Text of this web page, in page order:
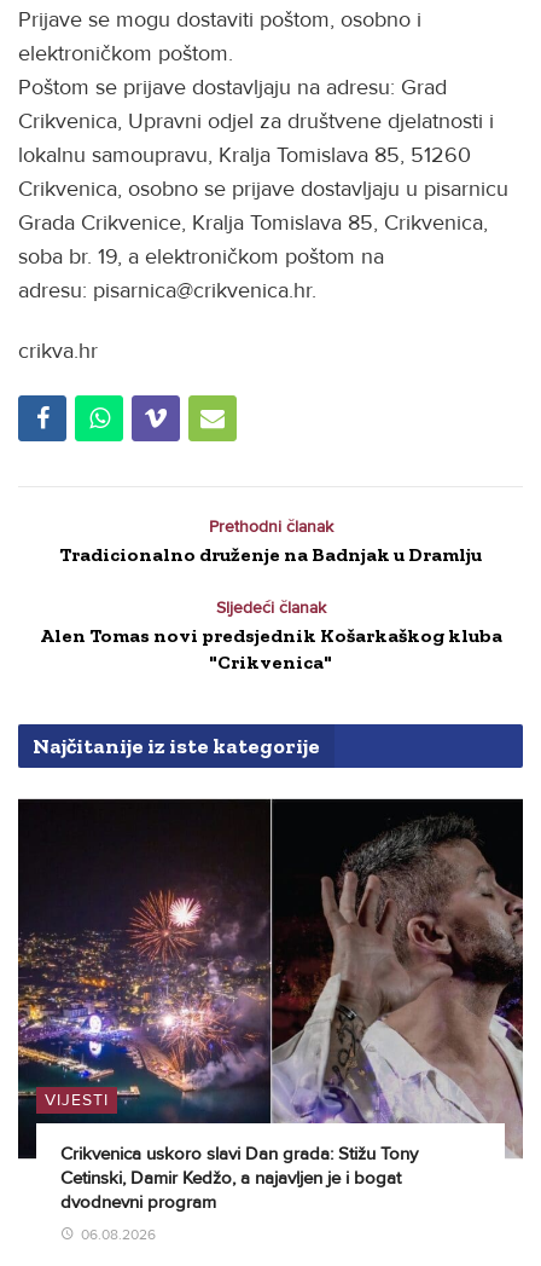
Prijave se mogu dostaviti poštom, osobno i
elektroničkom poštom.
Poštom se prijave dostavljaju na adresu: Grad
Crikvenica, Upravni odjel za društvene djelatnosti i
lokalnu samoupravu, Kralja Tomislava 85, 51260
Crikvenica, osobno se prijave dostavljaju u pisarnicu
Grada Crikvenice, Kralja Tomislava 85, Crikvenica,
soba br. 19, a elektroničkom poštom na
adresu: pisarnica@crikvenica.hr.
crikva.hr
Prethodni članak
Tradicionalno druženje na Badnjak u Dramlju
Sljedeći članak
Alen Tomas novi predsjednik Košarkaškog kluba
"Crikvenica"
Najčitanije iz iste kategorije
VIJESTI
Crikvenica uskoro slavi Dan grada: Stižu Tony
Cetinski, Damir Kedžo, a najavljen je i bogat
dvodnevni program
06.08.2026